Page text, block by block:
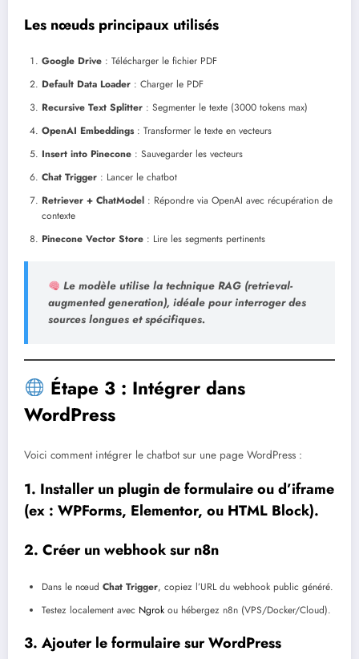
Les nœuds principaux utilisés
Google Drive : Télécharger le fichier PDF
Default Data Loader : Charger le PDF
Recursive Text Splitter : Segmenter le texte (3000 tokens max)
OpenAI Embeddings: Transformer le texte en vecteurs
Insert into Pinecone : Sauvegarder les vecteurs
Chat Trigger : Lancer le chatbot
Retriever + ChatModel : Répondre via OpenAI avec récupération de
contexte
Pinecone Vector Store : Lire les segments pertinents
Le modèle utilise la technique RAG (retrieval-
augmented generation), idéale pour interroger des
sources longues et spécifiques.
Étape 3 : Intégrer dans
WordPress
Voici comment intégrer le chatbot sur une page WordPress :
1. Installer un plugin de formulaire ou d’iframe
(ex : WPForms, Elementor, ou HTML Block).
2. Créer un webhook sur n8n
Dans le nœud Chat Trigger, copiez l’URL du webhook public généré.
Testez localement avec Ngrok ou hébergez n8n (VPS/Docker/Cloud).
3. Ajouter le formulaire sur WordPress